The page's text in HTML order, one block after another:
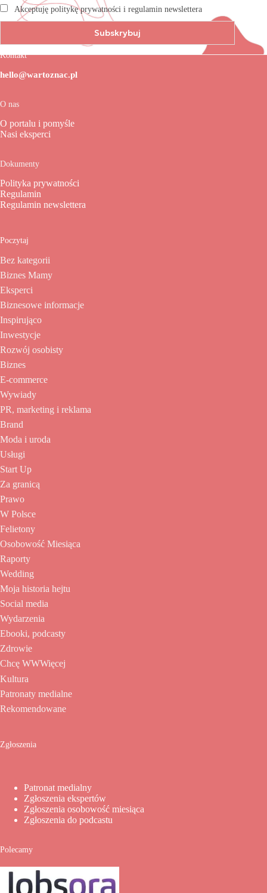
Akceptuję politykę prywatności i regulamin newslettera
Kontakt
hello@wartoznac.pl
O nas
O portalu i pomyśle
Nasi eksperci
Dokumenty
Polityka prywatności
Regulamin
Regulamin newslettera
Poczytaj
Bez kategorii
Biznes Mamy
Eksperci
Biznesowe informacje
Inspirująco
Inwestycje
Rozwój osobisty
Biznes
E-commerce
Wywiady
PR, marketing i reklama
Brand
Moda i uroda
Usługi
Start Up
Za granicą
Prawo
W Polsce
Felietony
Osobowość Miesiąca
Raporty
Wedding
Moja historia hejtu
Social media
Wydarzenia
Ebooki, podcasty
Zdrowie
Chcę WWWięcej
Kultura
Patronaty medialne
Rekomendowane
Zgłoszenia
Patronat medialny
Zgłoszenia ekspertów
Zgłoszenia osobowość miesiąca
Zgłoszenia do podcastu
Polecamy